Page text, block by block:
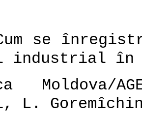
se
industrial în
L.